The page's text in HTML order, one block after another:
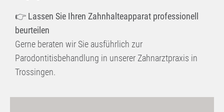
👉 Lassen Sie Ihren Zahnhalteapparat professionell
beurteilen
Gerne beraten wir Sie ausführlich zur
Parodontitisbehandlung in unserer Zahnarztpraxis in
Trossingen.